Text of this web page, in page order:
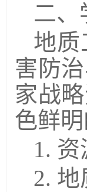
二、
地质
害防
家战
色鲜明
1. 资
2. 地